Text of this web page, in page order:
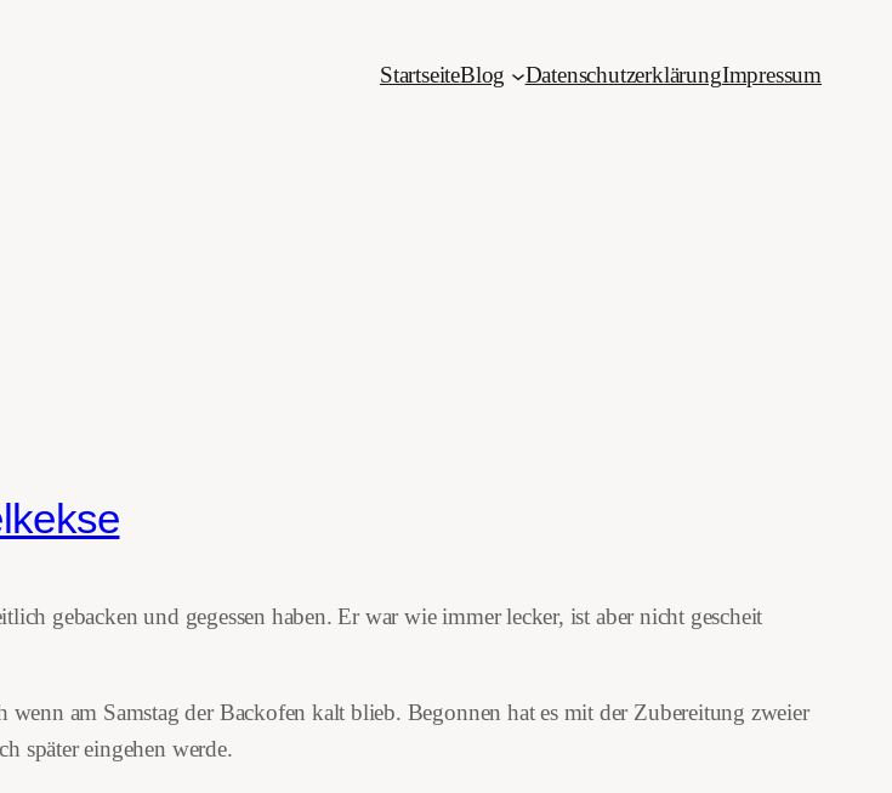
StartseiteBlog DatenschutzerklärungImpressum
gebacken und gegessen haben. Er war wie immer lecker, ist aber nicht gescheit
wenn am Samstag der Backofen kalt blieb. Begonnen hat es mit der Zubereitung zweier
später eingehen werde.